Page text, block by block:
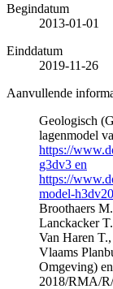
Begindatum
2013-01-01
Einddatum
2019-11-26
Aanvullende
Geologisch
lagenmodel
https://
g3dv3 en
https://
model-h3dv20
Broothaers
Lanckacker
Van Haren
Vlaams
Omgeving)
2018/RMA/